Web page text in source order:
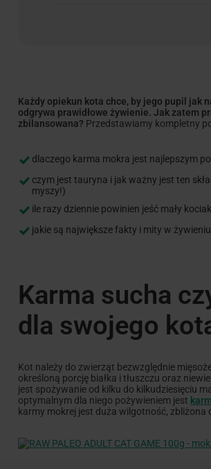
07.Żywienie kotów starszych
08.Dlaczego kot je myszy?
09.Czy kot może być
Każdy opiekun kota chce, by jego pupil jak
odgrywa prawidłowe żywienie. Jak zatem
zbilansowana? Przedstawiamy kompletny
dlaczego karma mokra jest najlepszym
czym jest tauryna i jak ważny jest ten
myszy!)
ile razy dziennie powinien jeść mały
jakie są największe fakty i mity w
Karma sucha
dla swojego
Kot należy do zwierząt bezwzględnie
określoną porcję białka i tłuszczu oraz
jest spożywanie od kilku do kilkudziesięciu
optymalnym dla niego pożywieniem jest
karmy mokrej jest duża wilgotność,